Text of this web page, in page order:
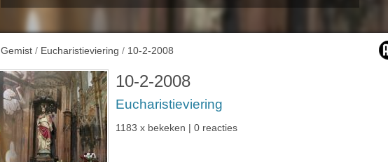
Gemist / Eucharistieviering / 10-2-2008
10-2-2008
Eucharistieviering
1183 x bekeken | 0 reacties